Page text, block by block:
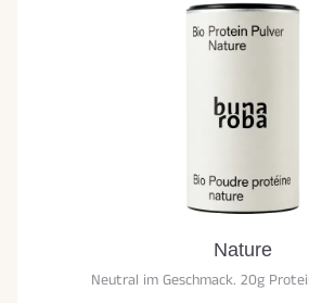
Nature
Neutral im Geschmack. 20g